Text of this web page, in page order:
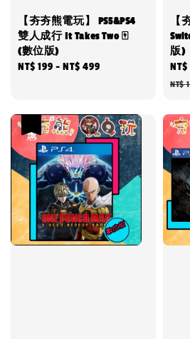
【夯夯熊電玩】 PS5&PS4
雙人成行 It Takes Two 🀄
(數位版)
Regular
NT$ 199 -NT$ 499
【
版)
Sale
NT$